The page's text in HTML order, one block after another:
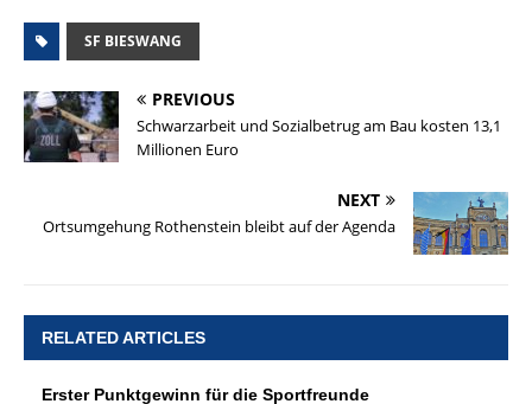
SF BIESWANG
PREVIOUS
Schwarzarbeit und Sozialbetrug am Bau kosten 13,1
Millionen Euro
NEXT
Ortsumgehung Rothenstein bleibt auf der Agenda
RELATED ARTICLES
Erster Punktgewinn für die Sportfreunde